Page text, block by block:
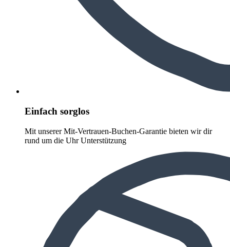
Einfach sorglos
Mit unserer Mit-Vertrauen-Buchen-Garantie bieten wir dir
rund um die Uhr Unterstützung